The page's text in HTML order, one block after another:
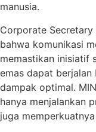
manusia.
Corporate Secretary
bahwa komunikasi
memastikan inisiatif
emas dapat berjalan
dampak optimal.
hanya menjalankan
juga